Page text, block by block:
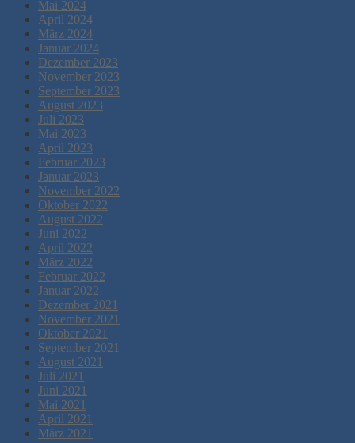
Mai 2024
April 2024
März 2024
Januar 2024
Dezember 2023
November 2023
September 2023
August 2023
Juli 2023
Mai 2023
April 2023
Februar 2023
Januar 2023
November 2022
Oktober 2022
August 2022
Juni 2022
April 2022
März 2022
Februar 2022
Januar 2022
Dezember 2021
November 2021
Oktober 2021
September 2021
August 2021
Juli 2021
Juni 2021
Mai 2021
April 2021
März 2021